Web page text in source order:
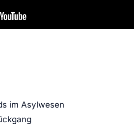
im Asylwesen